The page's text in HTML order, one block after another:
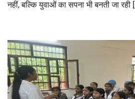
नहीं, बल्कि युवाओं का सपना भी बनती जा रही